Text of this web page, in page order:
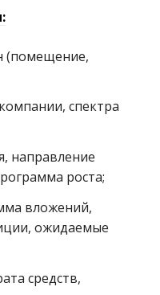
(помещение,
спектра
направление
роста;
вложений,
ожидаемые
средств,